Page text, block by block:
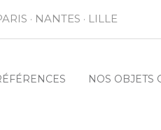
· NANTES · LILLE
NOS OBJETS